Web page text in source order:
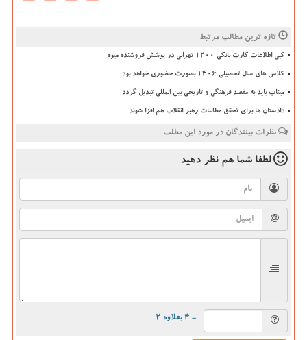
تازه ترین مطالب مرتبط
کپی اطلاعات کارت بانکی ۱۲۰۰ تهرانی در پوشش فروشنده میوه
کلاس های سال تحصیلی ۱۴۰۶ بصورت حضوری خواهد بود
میناب باید به مقصد فرهنگی و تاریخی بین المللی تبدیل گردد
دادستان ها برای تحقق مطالبات رهبر انقلاب هم افزا شوند
نظرات بینندگان در مورد این مطلب
لطفا شما هم نظر دهید
= ۴ بعلاوه ۲